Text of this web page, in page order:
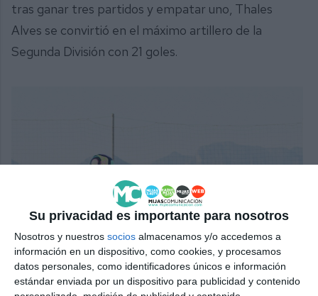
Su privacidad es importante para nosotros
Nosotros y nuestros socios almacenamos y/o accedemos a
información en un dispositivo, como cookies, y procesamos
datos personales, como identificadores únicos e información
estándar enviada por un dispositivo para publicidad y contenido
tras ganar tres partidos y empatar uno, Thales
Alves se convirtió en el máximo artillero de la
Segunda División con 21 goles.